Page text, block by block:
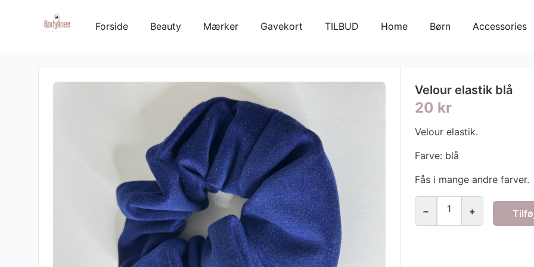
Forside Beauty Mærker Gavekort TILBUD Home Børn Accessories
Velour elastik blå
20 kr
Velour elastik.
Farve: blå
Fås i mange andre farver.
− 1 +